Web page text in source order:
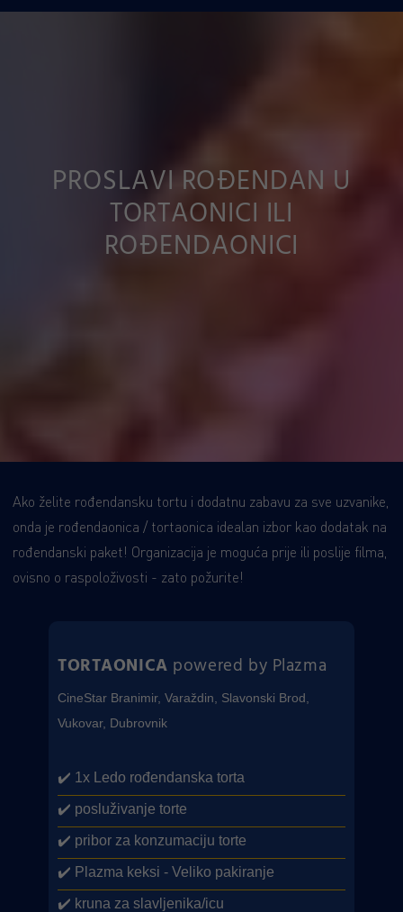
PROSLAVI ROĐENDAN U
TORTAONICI ILI
ROĐENDAONICI
Ako želite rođendansku tortu i dodatnu zabavu za sve uzvanike,
onda je rođendaonica / tortaonica idealan izbor kao dodatak na
rođendanski paket! Organizacija je moguća prije ili poslije filma,
ovisno o raspoloživosti - zato požurite!
TORTAONICA powered by Plazma
CineStar Branimir, Varaždin, Slavonski Brod,
Vukovar, Dubrovnik
✔️ 1x Ledo rođendanska torta
✔️ posluživanje torte
✔️ pribor za konzumaciju torte
✔️ Plazma keksi - Veliko pakiranje
✔️ kruna za slavljenika/icu